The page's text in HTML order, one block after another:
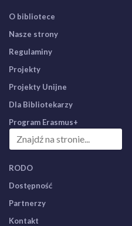
O bibliotece
Nasze strony
Regulaminy
Projekty
Projekty Unijne
Dla Bibliotekarzy
Program Erasmus+
RODO
Dostępność
Partnerzy
Kontakt